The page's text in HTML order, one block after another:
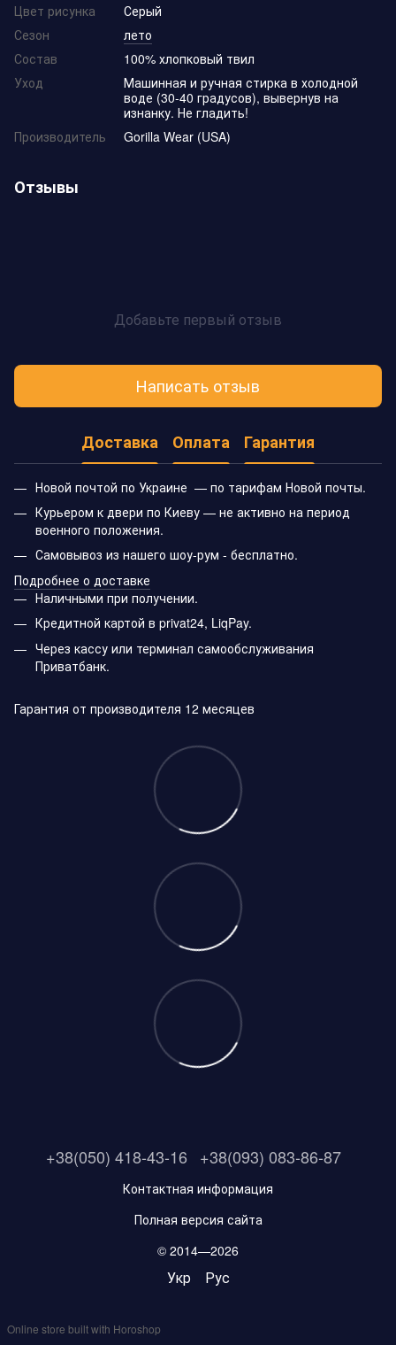
Цвет рисунка
Серый
Сезон
лето
Состав
100% хлопковый твил
Уход
Машинная и ручная стирка в холодной
воде (30-40 градусов), вывернув на
изнанку. Не гладить!
Производитель
Gorilla Wear (USA)
Отзывы
Добавьте первый отзыв
Написать отзыв
Доставка Оплата Гарантия
Новой почтой по Украине — по тарифам Новой почты.
Курьером к двери по Киеву — не активно на период
военного положения.
Самовывоз из нашего шоу-рум - бесплатно.
Подробнее о доставке
Наличными при получении.
Кредитной картой в privat24, LiqPay.
Через кассу или терминал самообслуживания
Приватбанк.
Гарантия от производителя 12 месяцев
+38(050) 418-43-16 +38(093) 083-86-87
Контактная информация
Полная версия сайта
© 2014—2026
Укр Рус
Online store built with Horoshop